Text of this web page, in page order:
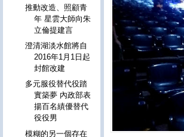
推動改造、照顧青
年 星雲大師向朱
立倫提建言
澄清湖淡水館將自
2016年1月1日起
封館改建
多元服役替代役踏
實築夢 內政部表
揚百名績優替代
役役男
模糊的另一個存在